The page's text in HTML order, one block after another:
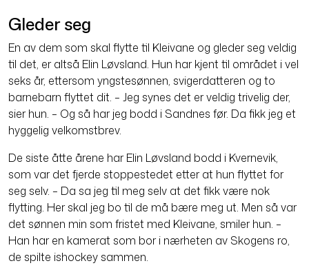
Gleder seg
En av dem som skal flytte til Kleivane og gleder seg veldig
til det, er altså Elin Løvsland. Hun har kjent til området i vel
seks år, ettersom yngstesønnen, svigerdatteren og to
barnebarn flyttet dit. – Jeg synes det er veldig trivelig der,
sier hun. – Og så har jeg bodd i Sandnes før. Da fikk jeg et
hyggelig velkomstbrev.
De siste åtte årene har Elin Løvsland bodd i Kvernevik,
som var det fjerde stoppestedet etter at hun flyttet for
seg selv. – Da sa jeg til meg selv at det fikk være nok
flytting. Her skal jeg bo til de må bære meg ut. Men så var
det sønnen min som fristet med Kleivane, smiler hun. –
Han har en kamerat som bor i nærheten av Skogens ro,
de spilte ishockey sammen.